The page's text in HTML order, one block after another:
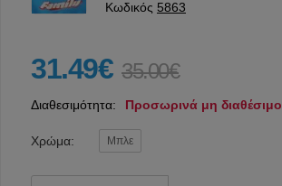
Κωδικός 5863
31.49€ 35.00€
Διαθεσιμότητα: Προσωρινά μη διαθέσιμο
Χρώμα: Μπλε